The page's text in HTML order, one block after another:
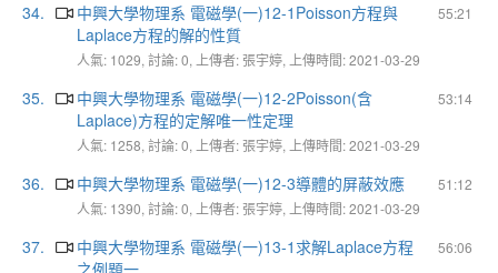
34. 55:21
中興大學物理系 電磁學(一)12-1Poisson方程與
Laplace方程的解的性質
人氣: 1029, 討論: 0, 上傳者: 張宇婷, 上傳時間: 2021-03-29
35. 53:14
中興大學物理系 電磁學(一)12-2Poisson(含
Laplace)方程的定解唯一性定理
人氣: 1258, 討論: 0, 上傳者: 張宇婷, 上傳時間: 2021-03-29
36. 51:12
中興大學物理系 電磁學(一)12-3導體的屏蔽效應
人氣: 1390, 討論: 0, 上傳者: 張宇婷, 上傳時間: 2021-03-29
37. 56:06
中興大學物理系 電磁學(一)13-1求解Laplace方程
之例題一